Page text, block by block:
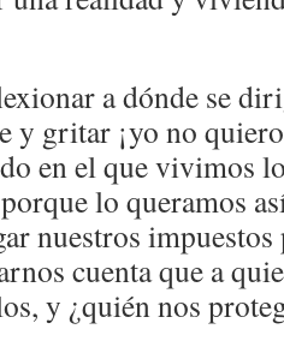
a dónde se
y gritar ¡yo no
en el que vivimos
lo queramos
nuestros impuestos
cuenta que a
y ¿quién nos